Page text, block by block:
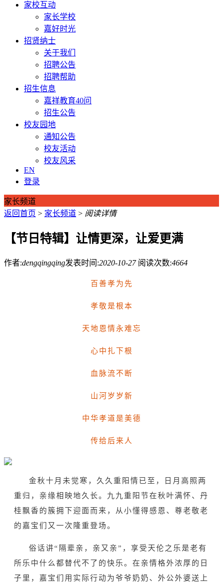
家校互动
家长学校
嘉好时光
招贤纳士
关于我们
招聘公告
招聘帮助
招生信息
嘉祥教育40问
招生公告
校友园地
通知公告
校友活动
校友风采
EN
登录
家长频道
返回首页 > 家长频道 > 阅读详情
【节日特辑】让情更深，让爱更满
作者:dengqingqing发表时间:2020-10-27阅读次数:4664
百善孝为先
孝敬是根本
天地恩情永难忘
心中扎下根
血脉流不断
山河岁岁新
中华孝道是美德
传给后来人
金秋十月未觉寒，久久重阳情已至，日月高照两
重归，亲缘相映地久长。九九重阳节在秋叶满怀、丹
桂飘香的簇拥下迎面而来，从小懂得感恩、尊老敬老
的嘉宝们又一次隆重登场。
俗话讲“隔辈亲，亲又亲”，享受天伦之乐是老有
所乐中什么都替代不了的快乐。在亲情格外浓厚的日
子里，嘉宝们用实际行动为爷爷奶奶、外公外婆送上